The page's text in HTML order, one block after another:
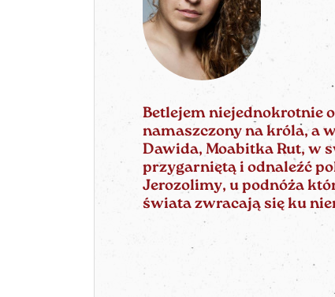
Betlejem niejednokrotnie
namaszczony na króla, a
Dawida, Moabitka Rut, w
przygarniętą i odnaleźć
Jerozolimy, u podnóża
świata zwracają się ku